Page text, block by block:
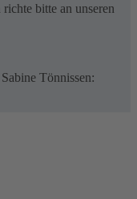
bitte an unseren
Tönnissen: